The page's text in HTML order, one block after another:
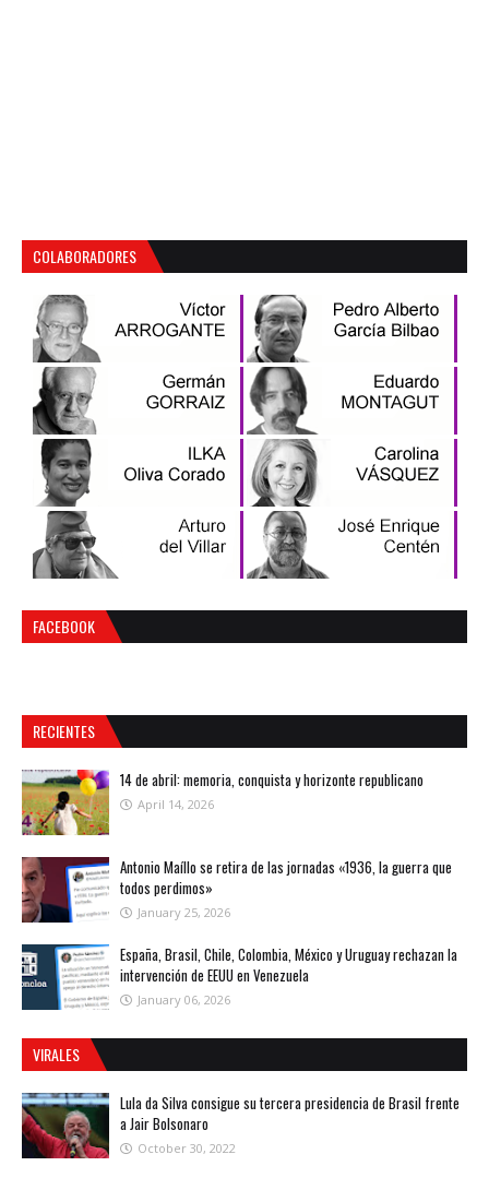
COLABORADORES
FACEBOOK
RECIENTES
14 de abril: memoria, conquista y horizonte republicano
April 14, 2026
Antonio Maíllo se retira de las jornadas «1936, la guerra que
todos perdimos»
January 25, 2026
España, Brasil, Chile, Colombia, México y Uruguay rechazan la
intervención de EEUU en Venezuela
January 06, 2026
VIRALES
Lula da Silva consigue su tercera presidencia de Brasil frente
a Jair Bolsonaro
October 30, 2022